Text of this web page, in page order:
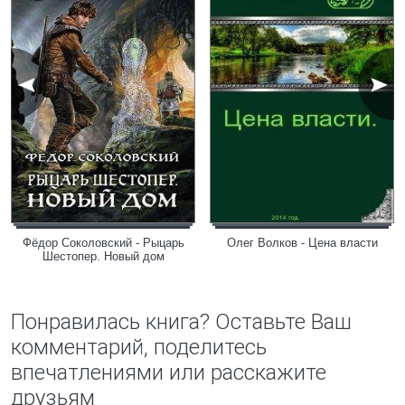
Фёдор Соколовский - Рыцарь
Шестопер. Новый дом
Олег Волков - Цена власти
Понравилась книга? Оставьте Ваш
комментарий, поделитесь
впечатлениями или расскажите
друзьям